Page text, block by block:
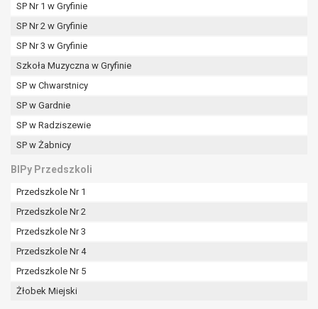
SP Nr 1 w Gryfinie
SP Nr 2 w Gryfinie
SP Nr 3 w Gryfinie
Szkoła Muzyczna w Gryfinie
SP w Chwarstnicy
SP w Gardnie
SP w Radziszewie
SP w Żabnicy
BIPy Przedszkoli
Przedszkole Nr 1
Przedszkole Nr 2
Przedszkole Nr 3
Przedszkole Nr 4
Przedszkole Nr 5
Żłobek Miejski
cofnięcia tej zgody w dowolnym momencie.
Cofnięcie to nie ma wpływu na zgodność
przetwarzania, którego dokonano na podstawie
zgody przed jej cofnięciem.
organu nadzorczego na niezgodne z prawem
przetwarzanie Pani/Pana danych osobowych
przez administratora.
Organem właściwym do wniesienia skargi jest
W zależności od sfery, w której przetwarzane są
dane osobowe, podanie danych osobowych jest
umownym.
Pani/Pana dane nie będą poddawane
zautomatyzowanemu podejmowaniu decyzji, w